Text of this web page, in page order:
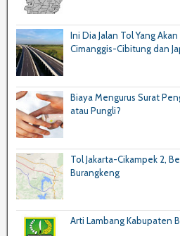
Ini Dia Jalan Tol Yang
Cimanggis-Cibitung dan
Biaya Mengurus Surat
atau Pungli?
Tol Jakarta-Cikampek 2,
Burangkeng
Arti Lambang Kabupaten